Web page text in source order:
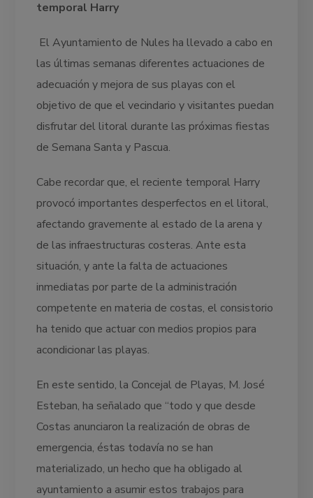
temporal Harry
El Ayuntamiento de Nules ha llevado a cabo en
las últimas semanas diferentes actuaciones de
adecuación y mejora de sus playas con el
objetivo de que el vecindario y visitantes puedan
disfrutar del litoral durante las próximas fiestas
de Semana Santa y Pascua.
Cabe recordar que, el reciente temporal Harry
provocó importantes desperfectos en el litoral,
afectando gravemente al estado de la arena y
de las infraestructuras costeras. Ante esta
situación, y ante la falta de actuaciones
inmediatas por parte de la administración
competente en materia de costas, el consistorio
ha tenido que actuar con medios propios para
acondicionar las playas.
En este sentido, la Concejal de Playas, M. José
Esteban, ha señalado que “todo y que desde
Costas anunciaron la realización de obras de
emergencia, éstas todavía no se han
materializado, un hecho que ha obligado al
ayuntamiento a asumir estos trabajos para